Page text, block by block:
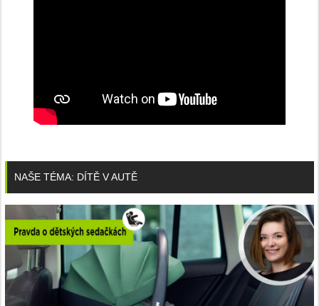
NAŠE TÉMA: DÍTĚ V AUTĚ